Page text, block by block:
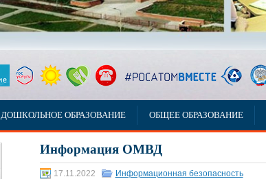
ДОШКОЛЬНОЕ ОБРАЗОВАНИЕ ОБЩЕЕ ОБРАЗОВАНИЕ
Информация ОМВД
17.11.2022 Информационная безопасность